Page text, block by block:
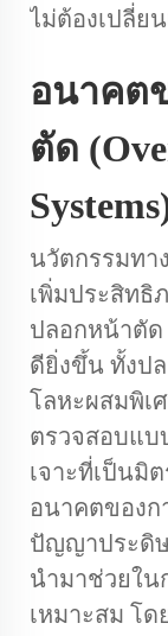
ไม่ต้องเปลี่ย
อนาคต
ตัด
นวัตกรรมทา
เพิ่มประสิทธิ
ปลอกหน้าตัด
ดียิ่งขึ้น ทั้งป
โลหะผสมพิเ
ตรวจสอบแบ
เจาะที่เป็นมิ
อนาคตของก
ปัญญาประดิษ
นำมาช่วยใน
เหมาะสม โด